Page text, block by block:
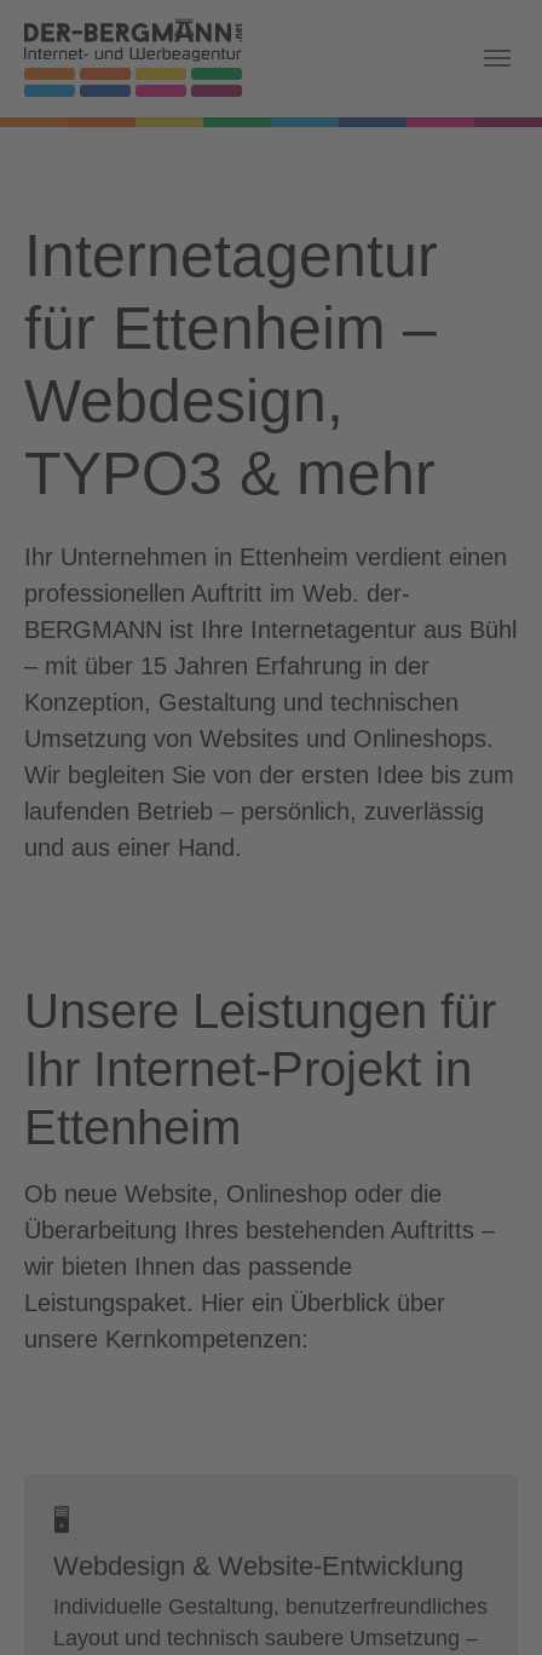
Skip to main navigation
Zum Hauptinhalt springen
Skip to page footer
Internetagentur
für Ettenheim –
Webdesign,
TYPO3 & mehr
Ihr Unternehmen in Ettenheim verdient einen
professionellen Auftritt im Web. der-
BERGMANN ist Ihre Internetagentur aus Bühl
– mit über 15 Jahren Erfahrung in der
Konzeption, Gestaltung und technischen
Umsetzung von Websites und Onlineshops.
Wir begleiten Sie von der ersten Idee bis zum
laufenden Betrieb – persönlich, zuverlässig
und aus einer Hand.
Unsere Leistungen für
Ihr Internet-Projekt in
Ettenheim
Ob neue Website, Onlineshop oder die
Überarbeitung Ihres bestehenden Auftritts –
wir bieten Ihnen das passende
Leistungspaket. Hier ein Überblick über
unsere Kernkompetenzen:
🖥
Webdesign & Website-Entwicklung
Individuelle Gestaltung, benutzerfreundliches
Layout und technisch saubere Umsetzung –